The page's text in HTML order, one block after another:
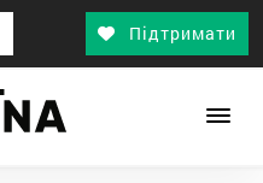
Підтримати